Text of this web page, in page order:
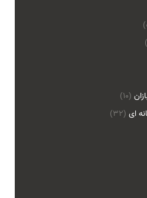
(10)
ای (32)